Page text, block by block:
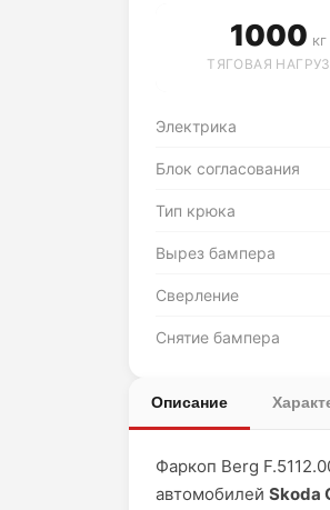
1000 кг
ТЯГОВАЯ
Электрика
Блок согласования
Тип крюка
Вырез бампера
Сверление
Снятие бампера
Описание
Фаркоп Berg
автомобилей Skoda